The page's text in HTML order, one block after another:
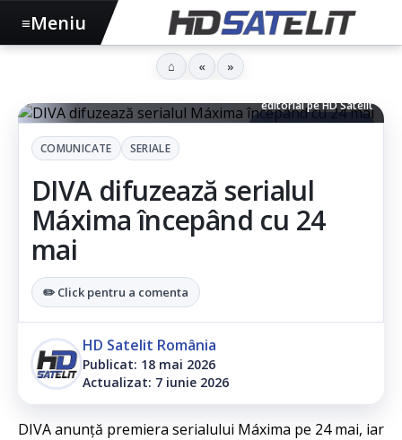
Posterul serialului Máxima, cu premiera anunțată pentru 24 mai la
editorial pe HD Satelit
▶ Ascultă articolul
COMUNICATE SERIALE
DIVA difuzează serialul
Máxima începând cu 24
mai
✏️ Click pentru a comenta
HD Satelit România
Publicat: 18 mai 2026
Actualizat: 7 iunie 2026
DIVA anunță premiera serialului Máxima pe 24 mai, iar
≡Meniu
⌂ « »